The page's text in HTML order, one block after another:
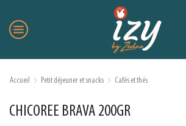
Accueil Petit déjeuner et snacks Cafés et thés
CHICOREE BRAVA 200GR